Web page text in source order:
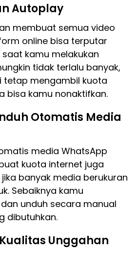
Autoplay
membuat semua video
online bisa terputar
kamu melakukan
tidak terlalu banyak,
tetap mengambil kuota
bisa kamu nonaktifkan.
Otomatis Media
media WhatsApp
kuota internet juga
banyak media berukuran
Sebaiknya kamu
unduh secara manual
dibutuhkan.
Unggahan